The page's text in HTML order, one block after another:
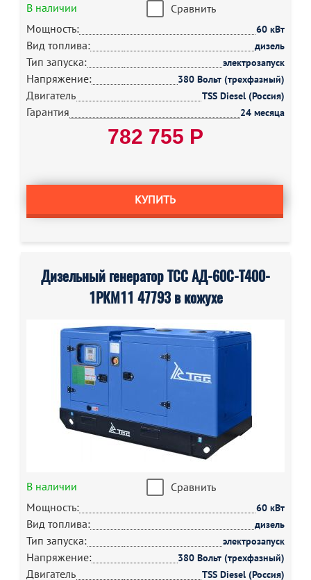
В наличии
Сравнить
Мощность:
60 кВт
Вид топлива: дизель
Тип запуска: электрозапуск
Напряжение: 380 Вольт (трехфазный)
Двигатель TSS Diesel (Россия)
Гарантия 24 месяца
782 755 Р
КУПИТЬ
Дизельный генератор ТСС АД-60С-Т400-
1РКМ11 47793 в кожухе
В наличии
Сравнить
Мощность:
60 кВт
Вид топлива: дизель
Тип запуска: электрозапуск
Напряжение: 380 Вольт (трехфазный)
Двигатель TSS Diesel (Россия)